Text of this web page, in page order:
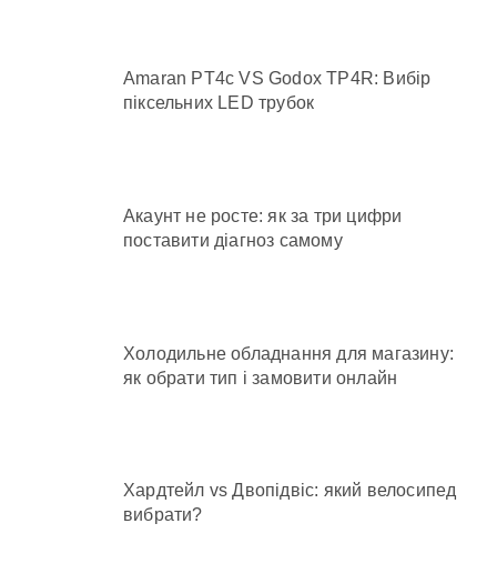
Amaran PT4c VS Godox TP4R: Вибір
піксельних LED трубок
Акаунт не росте: як за три цифри
поставити діагноз самому
Холодильне обладнання для магазину:
як обрати тип і замовити онлайн
Хардтейл vs Двопідвіс: який велосипед
вибрати?